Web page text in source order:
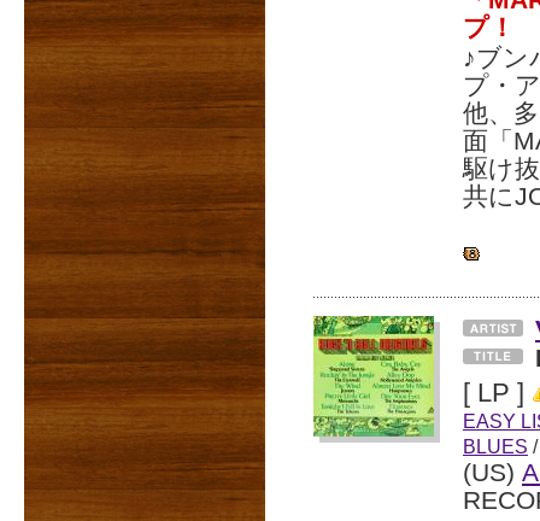
プ！
♪ブン
プ・
他、
面「
駆け
共に
[ LP ]
EASY
BLUES /
(US)